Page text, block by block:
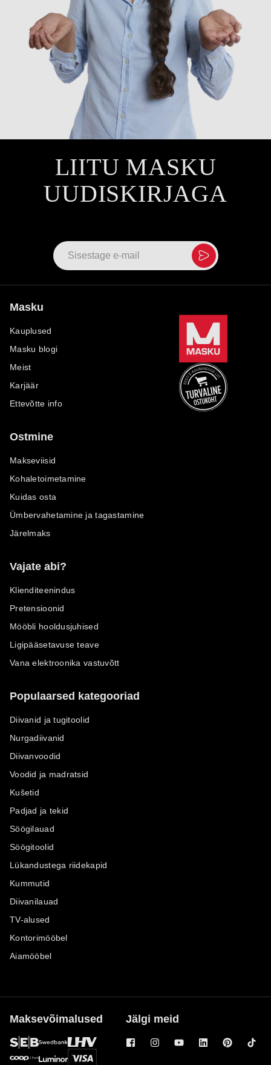
LIITU MASKU
UUDISKIRJAGA
Masku
Kauplused
Masku blogi
Meist
Karjäär
Ettevõtte info
Ostmine
Makseviisid
Kohaletoimetamine
Kuidas osta
Ümbervahetamine ja tagastamine
Järelmaks
Vajate abi?
Klienditeenindus
Pretensioonid
Mööbli hooldusjuhised
Ligipääsetavuse teave
Vana elektroonika vastuvõtt
Populaarsed kategooriad
Diivanid ja tugitoolid
Nurgadiivanid
Diivanvoodid
Voodid ja madratsid
Kušetid
Padjad ja tekid
Söögilauad
Söögitoolid
Lükandustega riidekapid
Kummutid
Diivanilauad
TV-alused
Kontorimööbel
Aiamööbel
Maksevõimalused Jälgi meid